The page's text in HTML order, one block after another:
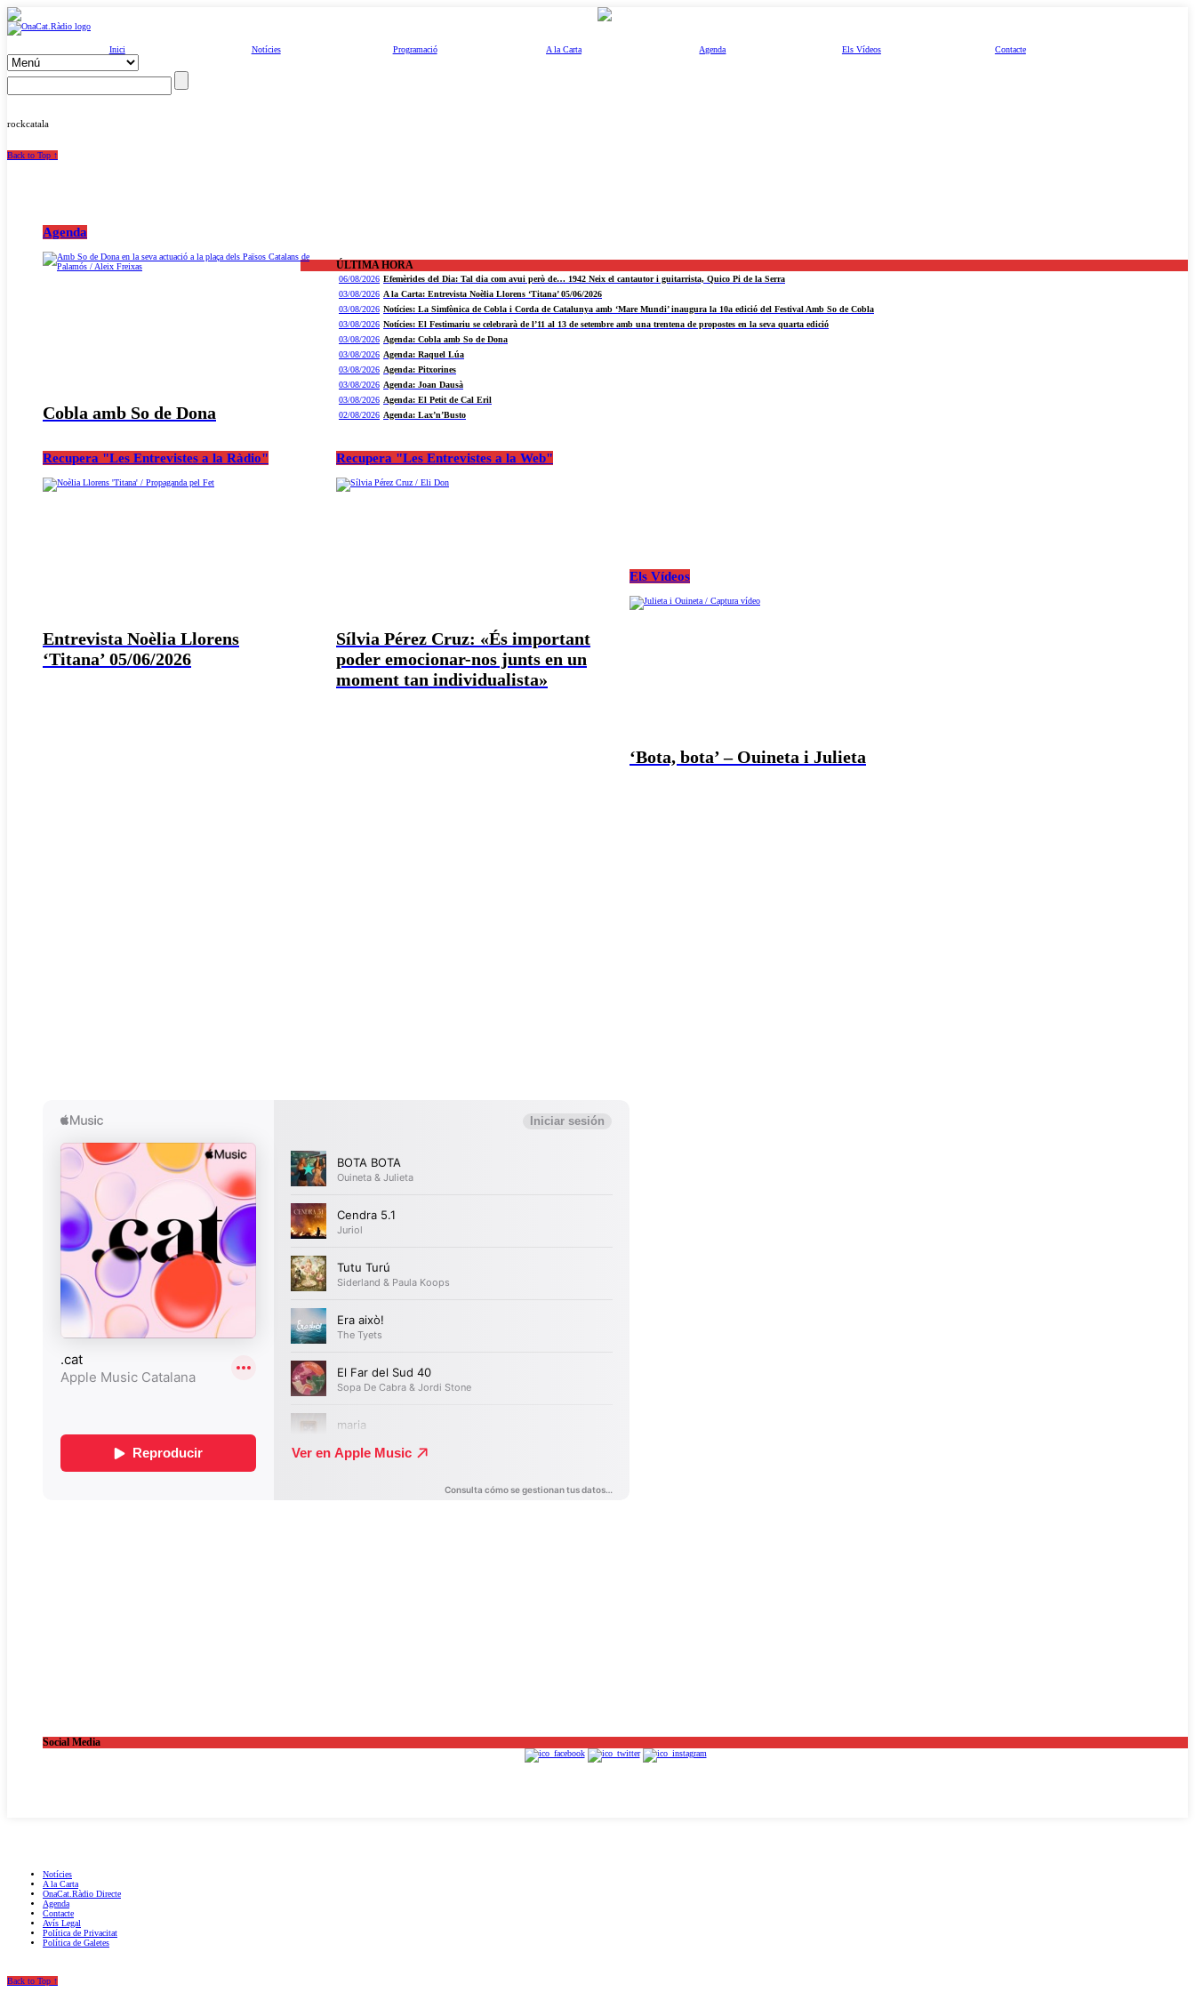
Inici Notícies Programació A la Carta Agenda Els Vídeos Contacte
rockcatala
Back to Top ↑
Agenda
Cobla amb So de Dona
ÚLTIMA HORA
06/08/2026 Efemèrides del Dia: Tal dia com avui però de… 1942 Neix el cantautor i guitarrista, Quico Pi de la Serra
03/08/2026 A la Carta: Entrevista Noèlia Llorens ‘Titana’ 05/06/2026
03/08/2026 Notícies: La Simfònica de Cobla i Corda de Catalunya amb ‘Mare Mundi’ inaugura la 10a edició del Festival Amb So de Cobla
03/08/2026 Notícies: El Festimariu se celebrarà de l’11 al 13 de setembre amb una trentena de propostes en la seva quarta edició
03/08/2026 Agenda: Cobla amb So de Dona
03/08/2026 Agenda: Raquel Lúa
03/08/2026 Agenda: Pitxorines
03/08/2026 Agenda: Joan Dausà
03/08/2026 Agenda: El Petit de Cal Eril
02/08/2026 Agenda: Lax’n’Busto
Recupera "Les Entrevistes a la Ràdio"
Entrevista Noèlia Llorens
‘Titana’ 05/06/2026
Recupera "Les Entrevistes a la Web"
Sílvia Pérez Cruz: «És important
poder emocionar-nos junts en un
moment tan individualista»
Els Vídeos
‘Bota, bota’ – Ouineta i Julieta
Social Media
Notícies
A la Carta
OnaCat.Ràdio Directe
Agenda
Contacte
Avís Legal
Política de Privacitat
Política de Galetes
Back to Top ↑